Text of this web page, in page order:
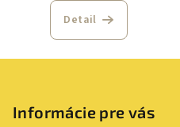
Detail
Informácie pre vás